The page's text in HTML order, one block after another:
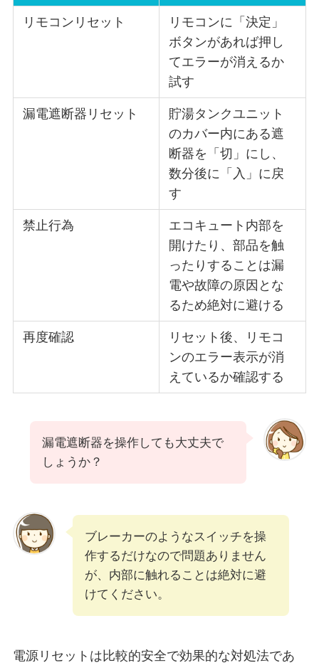
リモコンリセット
リモコンに「決定」
ボタンがあれば押し
てエラーが消えるか
試す
漏電遮断器リセット
貯湯タンクユニット
のカバー内にある遮
断器を「切」にし、
数分後に「入」に戻
す
禁止行為
エコキュート内部を
開けたり、部品を触
ったりすることは漏
電や故障の原因とな
るため絶対に避ける
再度確認
リセット後、リモコ
ンのエラー表示が消
えているか確認する
漏電遮断器を操作しても大丈夫で
しょうか？
ブレーカーのようなスイッチを操
作するだけなので問題ありません
が、内部に触れることは絶対に避
けてください。
電源リセットは比較的安全で効果的な対処法であ